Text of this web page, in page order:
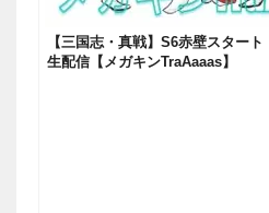
【三国志・真戦】S6赤壁スター
生配信【メガキンTraAaaas】